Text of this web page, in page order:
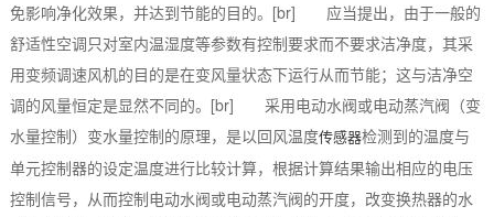
免影响净化效果，并达到节能的目的。[br] 应当提出，由于一般的
舒适性空调只对室内温湿度等参数有控制要求而不要求洁净度，其采
用变频调速风机的目的是在变风量状态下运行从而节能；这与洁净空
调的风量恒定是显然不同的。[br] 采用电动水阀或电动蒸汽阀（变
水量控制）变水量控制的原理，是以回风温度传感器检测到的温度与
单元控制器的设定温度进行比较计算，根据计算结果输出相应的电压
控制信号，从而控制电动水阀或电动蒸汽阀的开度，改变换热器的水